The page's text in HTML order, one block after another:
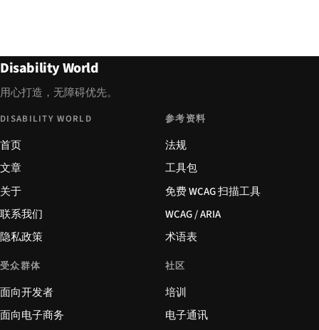
Disability World
用心打造，无障碍优先。
DISABILITY WORLD
首页
文章
关于
联系我们
隐私政策
参考资料
法规
工具包
免费 WCAG 扫描工具
WCAG / ARIA
术语表
受众群体
面向开发者
面向电子商务
社区
培训
电子通讯